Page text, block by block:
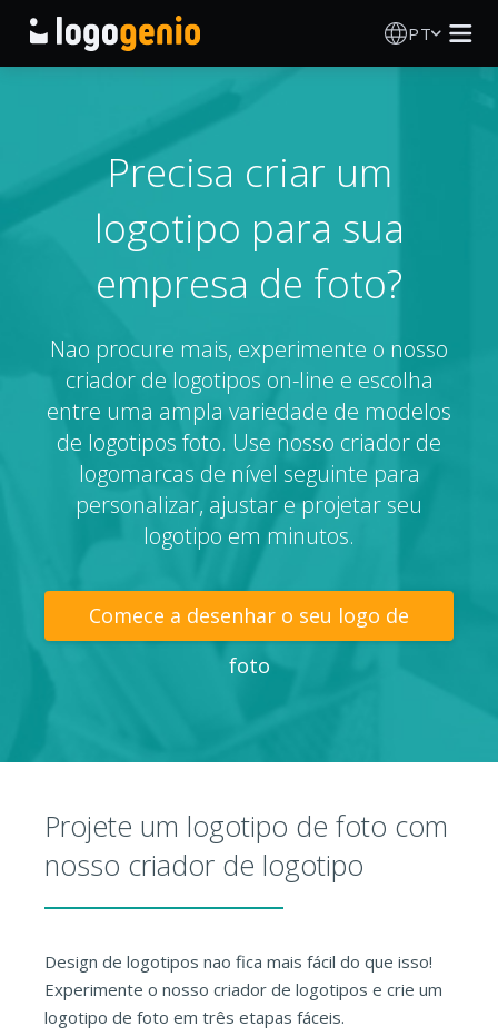
PT
Gerador de logótipos IA
Ideias de logótipos
Produtos impressos
Sobre
Blog
INICIAR SESSÃO
Precisa criar um
logotipo para sua
empresa de foto?
Nao procure mais, experimente o nosso
criador de logotipos on-line e escolha
entre uma ampla variedade de modelos
de logotipos foto. Use nosso criador de
logomarcas de nível seguinte para
personalizar, ajustar e projetar seu
logotipo em minutos.
Comece a desenhar o seu logo de
foto
Projete um logotipo de foto com
nosso criador de logotipo
Design de logotipos nao fica mais fácil do que isso!
Experimente o nosso criador de logotipos e crie um
logotipo de foto em três etapas fáceis.